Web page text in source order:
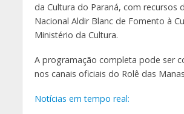
da Cultura do Paraná, com recursos
Nacional Aldir Blanc de Fomento à
Ministério da Cultura.
A programação completa pode ser
nos canais oficiais do Rolê das
Notícias em tempo real: